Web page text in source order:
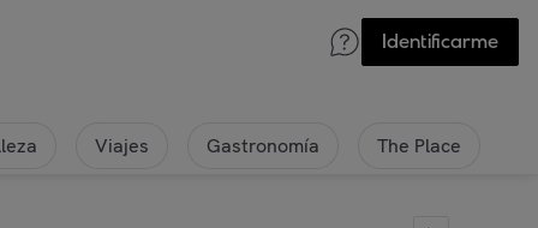
Identificarme
Viajes Gastronomía The Place